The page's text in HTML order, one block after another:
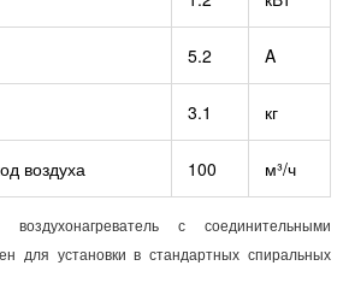
5.2 A
3.1 кг
воздуха 100 м³/ч
с соединительными
для установки в стандартных спиральных